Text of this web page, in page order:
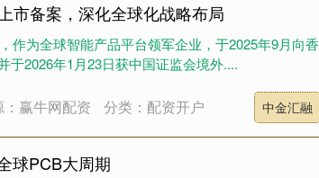
市备案，深化全球化战略布局
作为全球智能产品平台领军企业，于2025年9月向香
于2026年1月23日获中国证监会境外....
：赢牛网配资 分类：配资开户 中金汇融
球PCB大周期